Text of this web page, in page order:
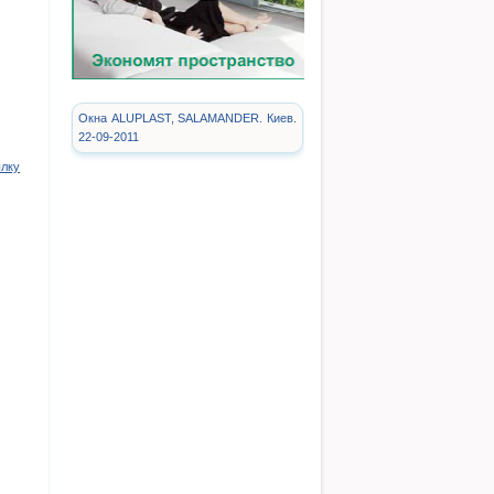
Окна ALUPLAST, SALAMANDER. Киев.
22-09-2011